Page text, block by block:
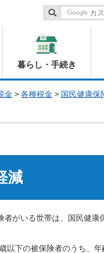
暮らし・手続き
金 > 各種税金 > 国民健康保
減
がいる世帯は、国民健康
以下の被保険者のうち、